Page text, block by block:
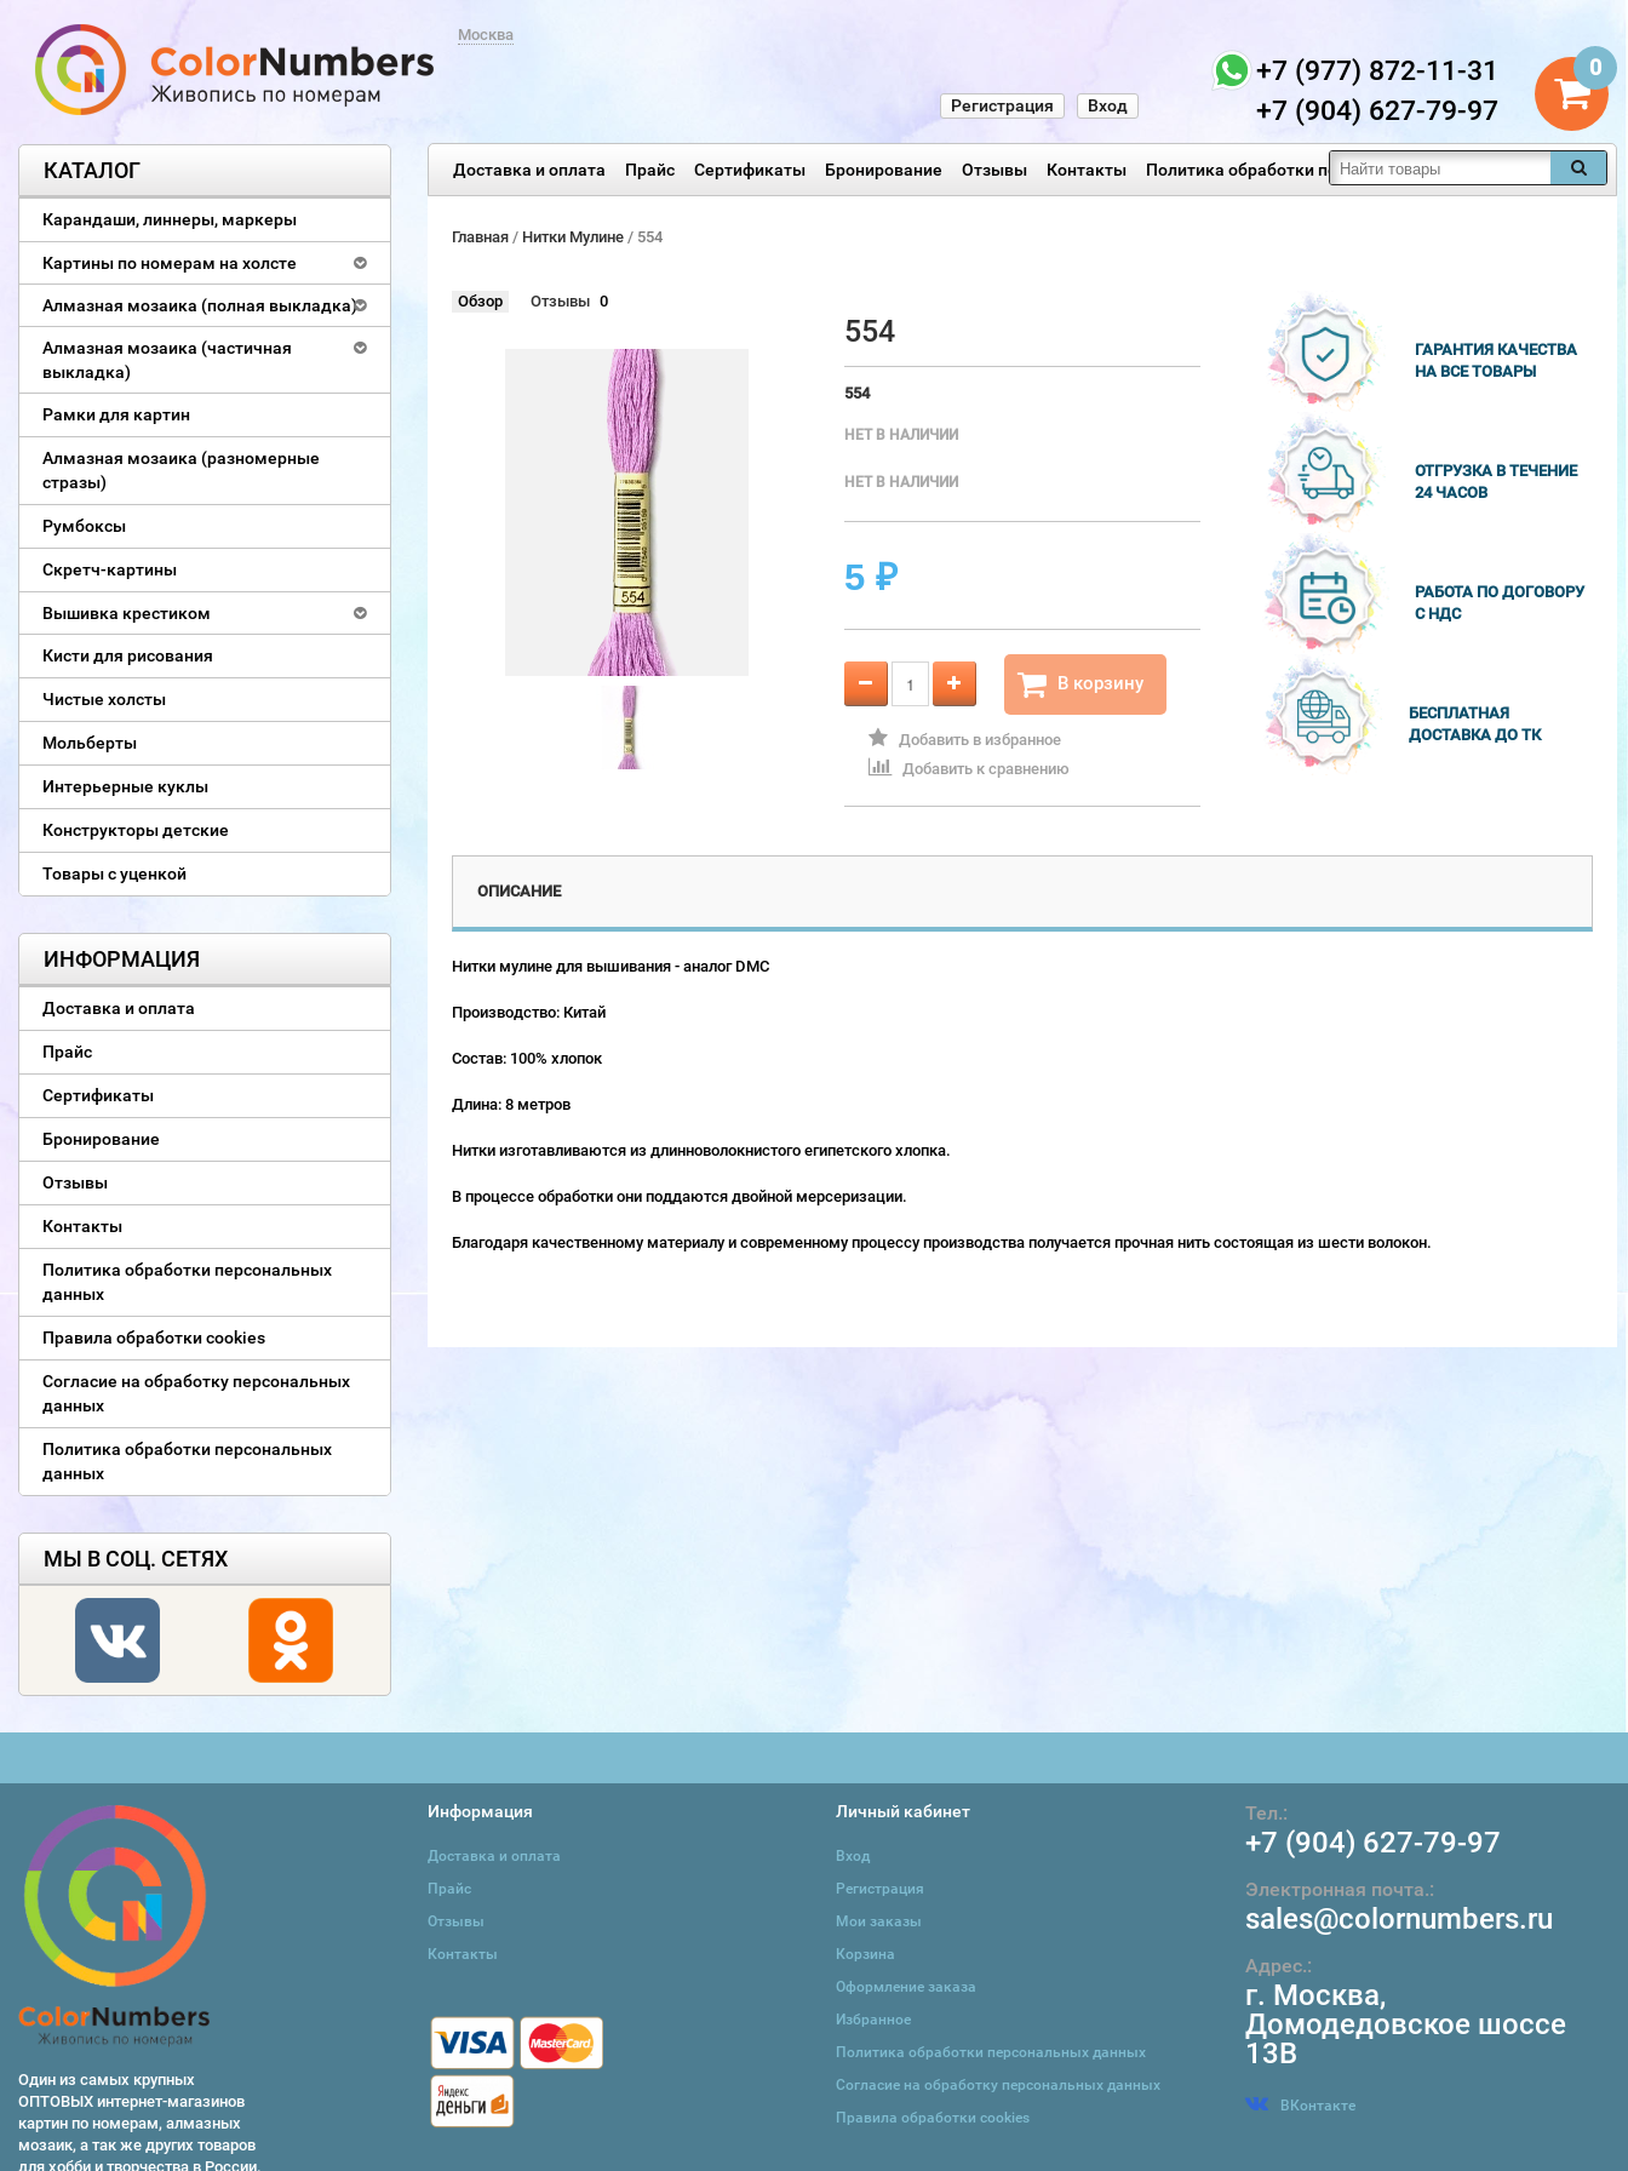
Москва
0
+7 (977) 872-11-31
+7 (904) 627-79-97
Вход
Регистрация
Доставка и оплата Прайс Сертификаты Бронирование Отзывы Контакты Политика обработки персональных данных
КАТАЛОГ
Карандаши, линнеры, маркеры
Картины по номерам на холсте
Алмазная мозаика (полная выкладка)
Алмазная мозаика (частичная
выкладка)
Рамки для картин
Алмазная мозаика (разномерные
стразы)
Румбоксы
Скретч-картины
Вышивка крестиком
Кисти для рисования
Чистые холсты
Мольберты
Интерьерные куклы
Конструкторы детские
Товары с уценкой
ИНФОРМАЦИЯ
Доставка и оплата
Прайс
Сертификаты
Бронирование
Отзывы
Контакты
Политика обработки персональных
данных
Правила обработки cookies
Согласие на обработку персональных
данных
Политика обработки персональных
данных
МЫ В СОЦ. СЕТЯХ
Главная/ Нитки Мулине / 554
Обзор Отзывы 0
554
554
НЕТ В НАЛИЧИИ
НЕТ В НАЛИЧИИ
5 ₽
В корзину
Добавить в избранное
Добавить к сравнению
ГАРАНТИЯ КАЧЕСТВА
НА ВСЕ ТОВАРЫ
ОТГРУЗКА В ТЕЧЕНИЕ
24 ЧАСОВ
РАБОТА ПО ДОГОВОРУ
С НДС
БЕСПЛАТНАЯ
ДОСТАВКА ДО ТК
ОПИСАНИЕ
Нитки мулине для вышивания - аналог DMC
Производство: Китай
Состав: 100% хлопок
Длина: 8 метров
Нитки изготавливаются из длинноволокнистого египетского хлопка.
В процессе обработки они поддаются двойной мерсеризации.
Благодаря качественному материалу и современному процессу производства получается прочная нить состоящая из шести волокон.
Один из самых крупных
ОПТОВЫХ интернет-магазинов
картин по номерам, алмазных
мозаик, а так же других товаров
для хобби и творчества в России.
Информация
Доставка и оплата
Прайс
Отзывы
Контакты
Личный кабинет
Вход
Регистрация
Мои заказы
Корзина
Оформление заказа
Избранное
Политика обработки персональных данных
Согласие на обработку персональных данных
Правила обработки cookies
Тел.:
+7 (904) 627-79-97
Электронная почта.:
sales@colornumbers.ru
Адрес.:
г. Москва,
Домодедовское шоссе
13В
ВКонтакте